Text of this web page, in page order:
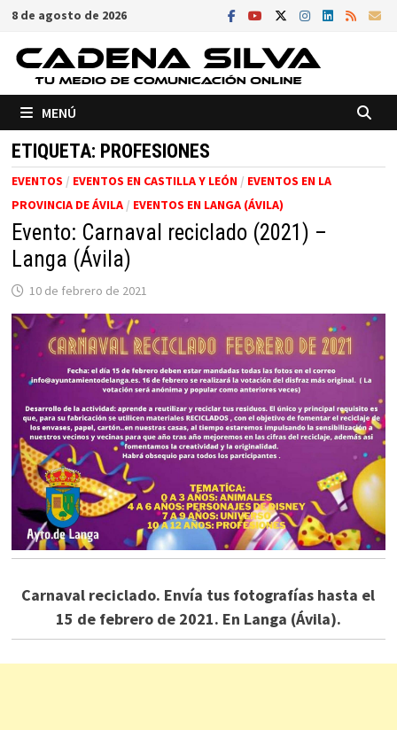
Saltar
contenido
8 de agosto de 2026
MENÚ
ETIQUETA: PROFESIONES
EVENTOS / EVENTOS EN CASTILLA Y LEÓN/ EVENTOS EN LA
PROVINCIA DE ÁVILA/ EVENTOS EN LANGA (ÁVILA)
Evento: Carnaval reciclado (2021) –
Langa (Ávila)
10 de febrero de 2021
Carnaval reciclado. Envía tus fotografías hasta el
15 de febrero de 2021. En Langa (Ávila).